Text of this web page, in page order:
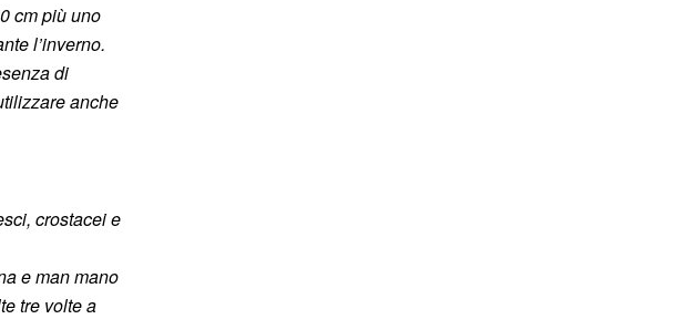
cm più uno
l’inverno.
di
anche
crostacei e
e man mano
tre volte a